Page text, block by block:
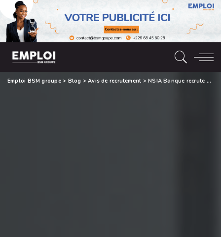
Emploi BSM groupe> Blog >Avis de recrutement >NSIA Banque recrute un Auditeur Informatique